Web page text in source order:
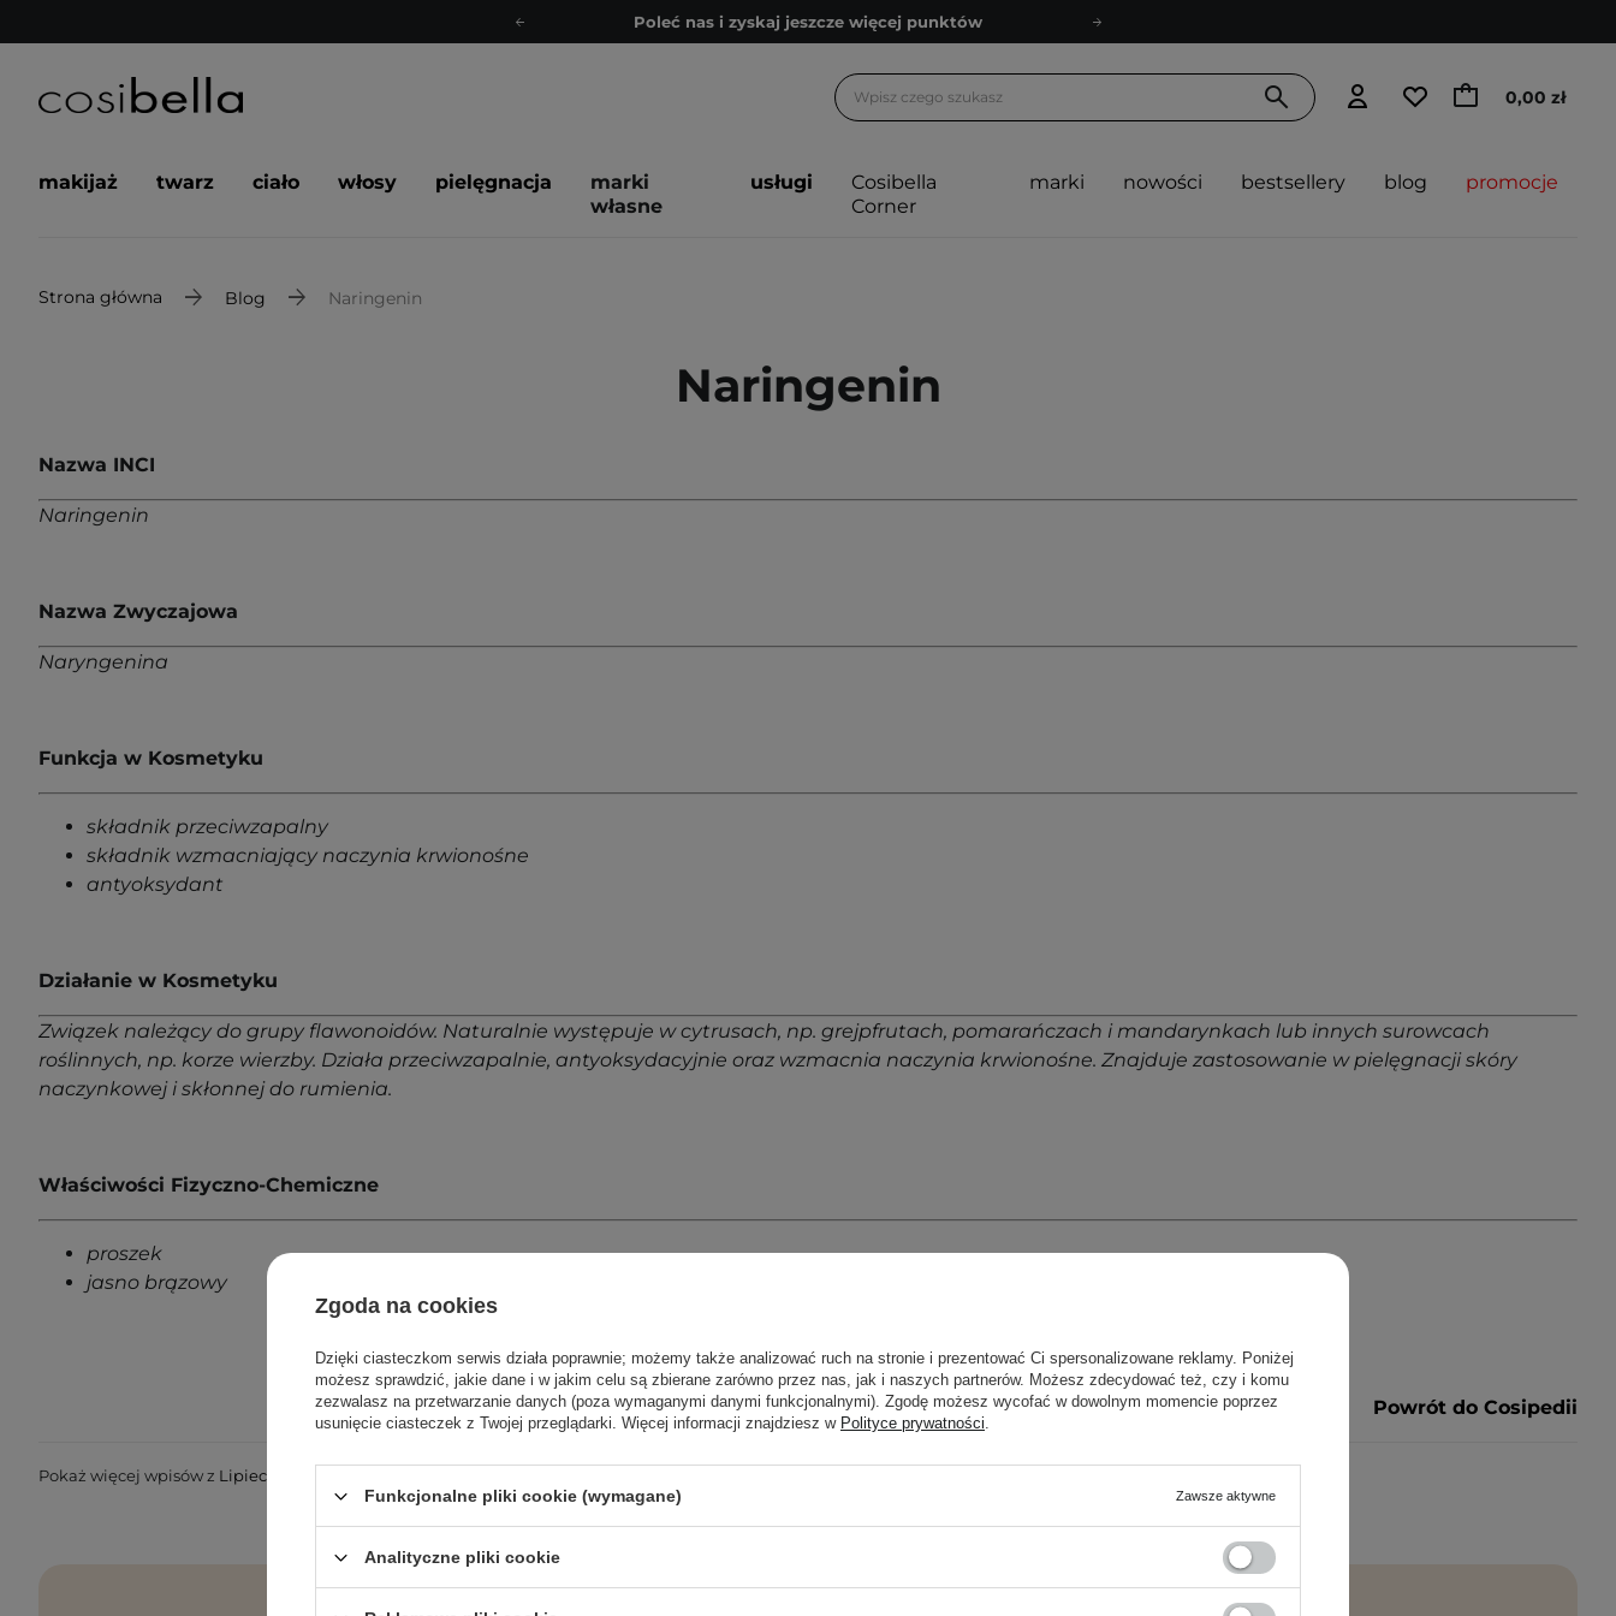
Poleć nas i zyskaj jeszcze więcej punktów
Bezpłatne konsultacje kosmetologiczne
Poleć nas i zyskaj jeszcze więcej punktów
0,00 zł
makijaż twarz ciało włosy pielęgnacja
marki
własne
usługi
Cosibella
Corner
marki nowości bestsellery blog promocje
Strona główna Blog Naringenin
Naringenin
Nazwa INCI
Naringenin
Nazwa Zwyczajowa
Naryngenina
Funkcja w Kosmetyku
składnik przeciwzapalny
składnik wzmacniający naczynia krwionośne
antyoksydant
Działanie w Kosmetyku
Związek należący do grupy flawonoidów. Naturalnie występuje w cytrusach, np. grejpfrutach, pomarańczach i mandarynkach lub innych surowcach
roślinnych, np. korze wierzby. Działa przeciwzapalnie, antyoksydacyjnie oraz wzmacnia naczynia krwionośne. Znajduje zastosowanie w pielęgnacji skóry
naczynkowej i skłonnej do rumienia.
Właściwości Fizyczno-Chemiczne
proszek
jasno brązowy
Powrót do Cosipedii
Pokaż więcej wpisów z Lipiec 2023
Zgoda na cookies
Dzięki ciasteczkom serwis działa poprawnie; możemy także analizować ruch na stronie i prezentować Ci spersonalizowane reklamy. Poniżej
możesz sprawdzić, jakie dane i w jakim celu są zbierane zarówno przez nas, jak i naszych partnerów. Możesz zdecydować też, czy i komu
zezwalasz na przetwarzanie danych (poza wymaganymi danymi funkcjonalnymi). Zgodę możesz wycofać w dowolnym momencie poprzez
usunięcie ciasteczek z Twojej przeglądarki. Więcej informacji znajdziesz w Polityce prywatności.
Funkcjonalne pliki cookie (wymagane) Zawsze aktywne
Analityczne pliki cookie